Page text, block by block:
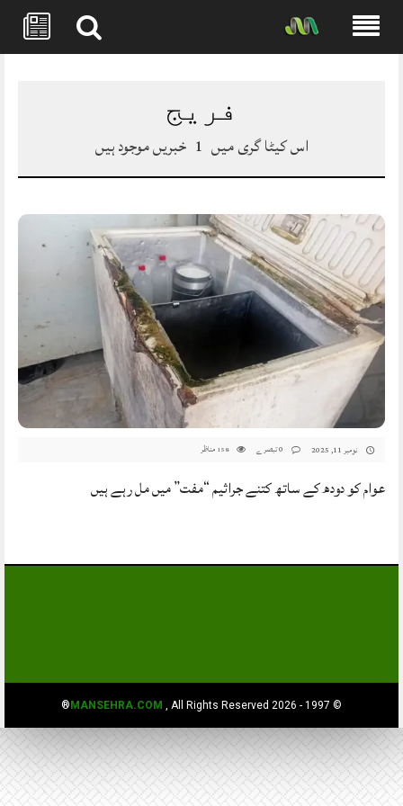
فریج
اس کیٹا گری میں 1 خبریں موجود ہیں
نومبر 11, 2025 158 مناظر
عوام کو دودھ کے ساتھ کتنے جراثیم “مفت” میں مل رہے ہیں
© 1997 - 2026
MANSEHRA.COM , All Rights Reserved®